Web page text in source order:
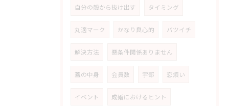
自分の殻から抜け出す タイミング
丸適マーク かなり良心的 バツイチ
解決方法 悪条件関係ありません
蓋の中身 会員数 宇部 恋煩い
イベント 成婚におけるヒント